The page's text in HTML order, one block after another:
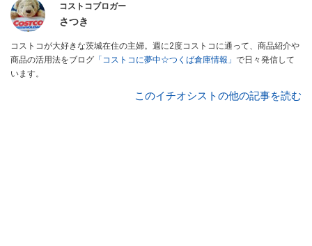
コストコブロガー
さつき
コストコが大好きな茨城在住の主婦。週に2度コストコに通って、商品紹介や
商品の活用法をブログ 「コストコに夢中☆つくば倉庫情報」 で日々発信して
います。
このイチオシストの他の記事を読む